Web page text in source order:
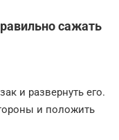
сажать
и развернуть его.
и положить